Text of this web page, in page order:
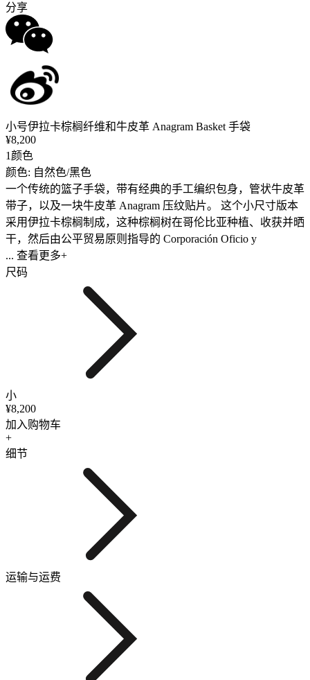
分享
小号伊拉卡棕榈纤维和牛皮革 Anagram Basket 手袋
¥8,200
1颜色
颜色: 自然色/黑色
一个传统的篮子手袋，带有经典的手工编织包身，管状牛皮革
带子，以及一块牛皮革 Anagram 压纹贴片。 这个小尺寸版本
采用伊拉卡棕榈制成，这种棕榈树在哥伦比亚种植、收获并晒
干，然后由公平贸易原则指导的 Corporación Oficio y
... 查看更多+
尺码
小
¥8,200
加入购物车
+
细节
运输与运费